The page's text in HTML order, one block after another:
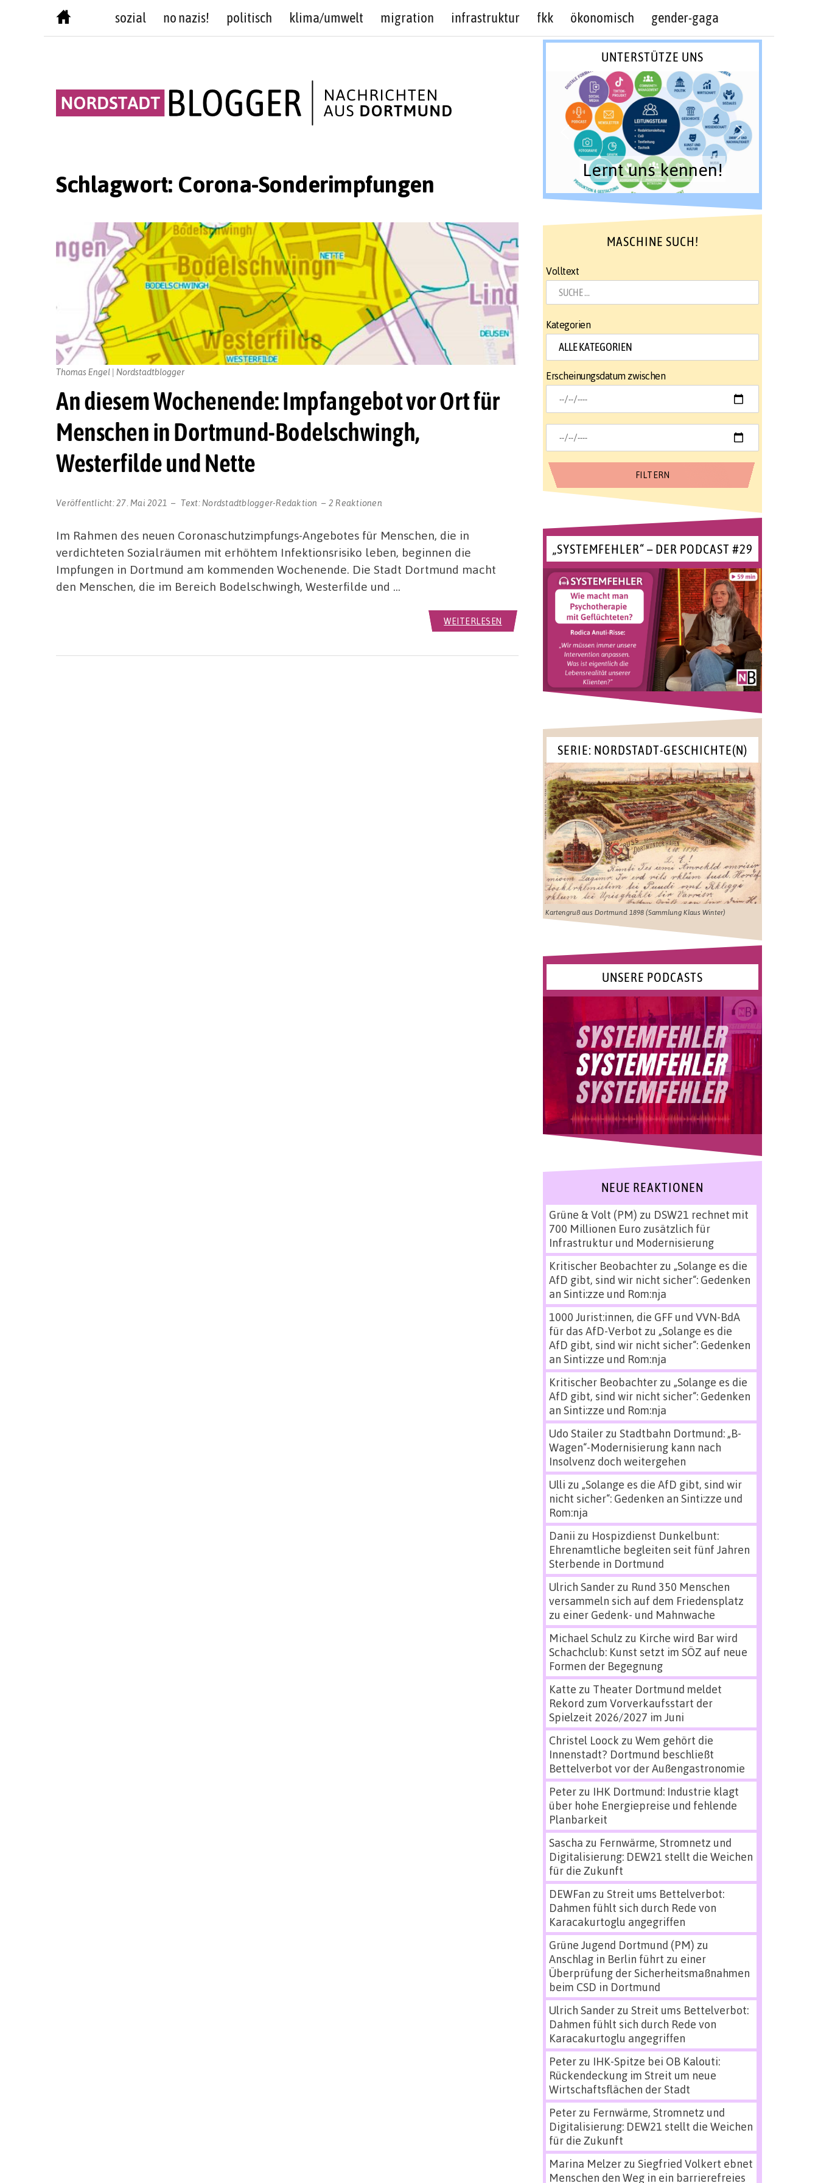
sozial no nazis! politisch klima/umwelt migration infrastruktur fkk ökonomisch gender-gaga
Schlagwort: Corona-Sonderimpfungen
An diesem Wochenende: Impfangebot vor Ort für
Menschen in Dortmund-Bodelschwingh,
Westerfilde und Nette
Veröffentlicht:27. Mai 2021 Text: Nordstadtblogger-Redaktion 2 Reaktionen
Thomas Engel | Nordstadtblogger
Im Rahmen des neuen Coronaschutzimpfungs-Angebotes für Menschen, die in
verdichteten Sozialräumen mit erhöhtem Infektionsrisiko leben, beginnen die
Impfungen in Dortmund am kommenden Wochenende. Die Stadt Dortmund macht
den Menschen, die im Bereich Bodelschwingh, Westerfilde und …
WEITERLESEN
UNTERSTÜTZE UNS
Lernt uns kennen!
MASCHINE SUCH!
Volltext
Kategorien
Erscheinungsdatum zwischen
„SYSTEMFEHLER“ – DER PODCAST #29
SERIE: NORDSTADT-GESCHICHTE(N)
Kartengruß aus Dortmund 1898 (Sammlung Klaus Winter)
UNSERE PODCASTS
NEUE REAKTIONEN
Grüne & Volt (PM) zu DSW21 rechnet mit
700 Millionen Euro zusätzlich für
Infrastruktur und Modernisierung
Kritischer Beobachterzu „Solange es die
AfD gibt, sind wir nicht sicher“: Gedenken
an Sinti:zze und Rom:nja
1000 Jurist:innen, die GFF und VVN-BdA
für das AfD-Verbot zu „Solange es die
AfD gibt, sind wir nicht sicher“: Gedenken
an Sinti:zze und Rom:nja
Kritischer Beobachterzu „Solange es die
AfD gibt, sind wir nicht sicher“: Gedenken
an Sinti:zze und Rom:nja
Udo Stailerzu Stadtbahn Dortmund: „B-
Wagen“-Modernisierung kann nach
Insolvenz doch weitergehen
Ulli zu „Solange es die AfD gibt, sind wir
nicht sicher“: Gedenken an Sinti:zze und
Rom:nja
Danii zu Hospizdienst Dunkelbunt:
Ehrenamtliche begleiten seit fünf Jahren
Sterbende in Dortmund
Ulrich Sanderzu Rund 350 Menschen
versammeln sich auf dem Friedensplatz
zu einer Gedenk- und Mahnwache
Michael Schulz zu Kirche wird Bar wird
Schachclub: Kunst setzt im SÖZ auf neue
Formen der Begegnung
Katte zu Theater Dortmund meldet
Rekord zum Vorverkaufsstart der
Spielzeit 2026/2027 im Juni
Christel Loock zu Wem gehört die
Innenstadt? Dortmund beschließt
Bettelverbot vor der Außengastronomie
Peterzu IHK Dortmund: Industrie klagt
über hohe Energiepreise und fehlende
Planbarkeit
Sascha zu Fernwärme, Stromnetz und
Digitalisierung: DEW21 stellt die Weichen
für die Zukunft
DEWFan zu Streit ums Bettelverbot:
Dahmen fühlt sich durch Rede von
Karacakurtoglu angegriffen
Grüne Jugend Dortmund (PM) zu
Anschlag in Berlin führt zu einer
Überprüfung der Sicherheitsmaßnahmen
beim CSD in Dortmund
Ulrich Sanderzu Streit ums Bettelverbot:
Dahmen fühlt sich durch Rede von
Karacakurtoglu angegriffen
Peterzu IHK-Spitze bei OB Kalouti:
Rückendeckung im Streit um neue
Wirtschaftsflächen der Stadt
Peterzu Fernwärme, Stromnetz und
Digitalisierung: DEW21 stellt die Weichen
für die Zukunft
Marina Melzerzu Siegfried Volkert ebnet
Menschen den Weg in ein barrierefreies